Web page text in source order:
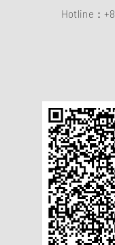
Hotline：